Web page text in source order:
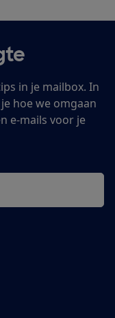
in je mailbox. In
hoe we omgaan
e-mails voor je